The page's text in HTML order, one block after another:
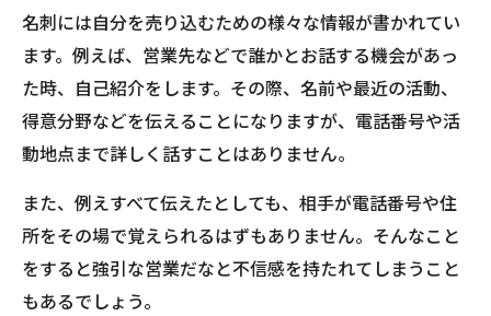
名刺には自分を売り込むための様々な情報が書かれてい
ます。例えば、営業先などで誰かとお話する機会があっ
た時、自己紹介をします。その際、名前や最近の活動、
得意分野などを伝えることになりますが、電話番号や活
動地点まで詳しく話すことはありません。
また、例えすべて伝えたとしても、相手が電話番号や住
所をその場で覚えられるはずもありません。そんなこと
をすると強引な営業だなと不信感を持たれてしまうこと
もあるでしょう。